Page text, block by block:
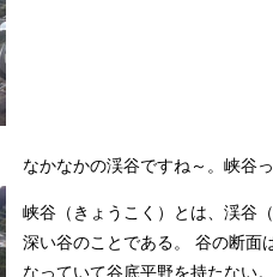
なかなかの渓谷ですね～。峡谷
峡谷（きょうこく）とは、渓谷
深い谷のことである。 谷の断面
なっていて谷底平野を持たない